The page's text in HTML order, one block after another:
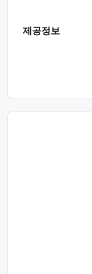
제공정보